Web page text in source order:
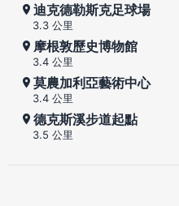
迪克德勒斯克足球場
3.3 公里
摩根敦歷史博物館
3.4 公里
莫農加利亞藝術中心
3.4 公里
德克斯溪步道起點
3.5 公里